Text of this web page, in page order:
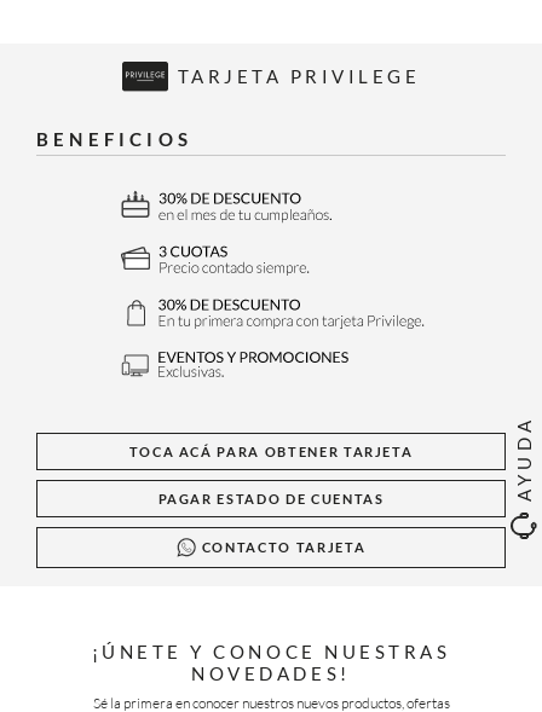
AYUDA
TARJETA PRIVILEGE
BENEFICIOS
TOCA ACÁ PARA OBTENER TARJETA
PAGAR ESTADO DE CUENTAS
CONTACTO TARJETA
¡ÚNETE Y CONOCE NUESTRAS
NOVEDADES!
Sé la primera en conocer nuestros nuevos productos, ofertas